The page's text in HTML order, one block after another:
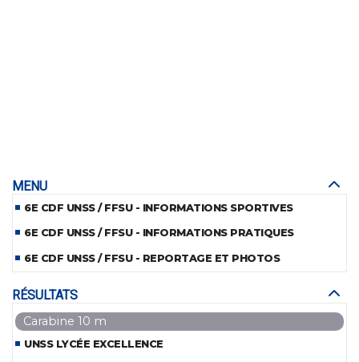
MENU
6E CDF UNSS / FFSU - INFORMATIONS SPORTIVES
6E CDF UNSS / FFSU - INFORMATIONS PRATIQUES
6E CDF UNSS / FFSU - REPORTAGE ET PHOTOS
RÉSULTATS
Carabine 10 m
UNSS LYCÉE EXCELLENCE